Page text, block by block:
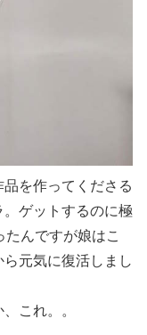
を作ってくださる
ゲットするのに極
んですが娘はこ
元気に復活しまし
これ。。